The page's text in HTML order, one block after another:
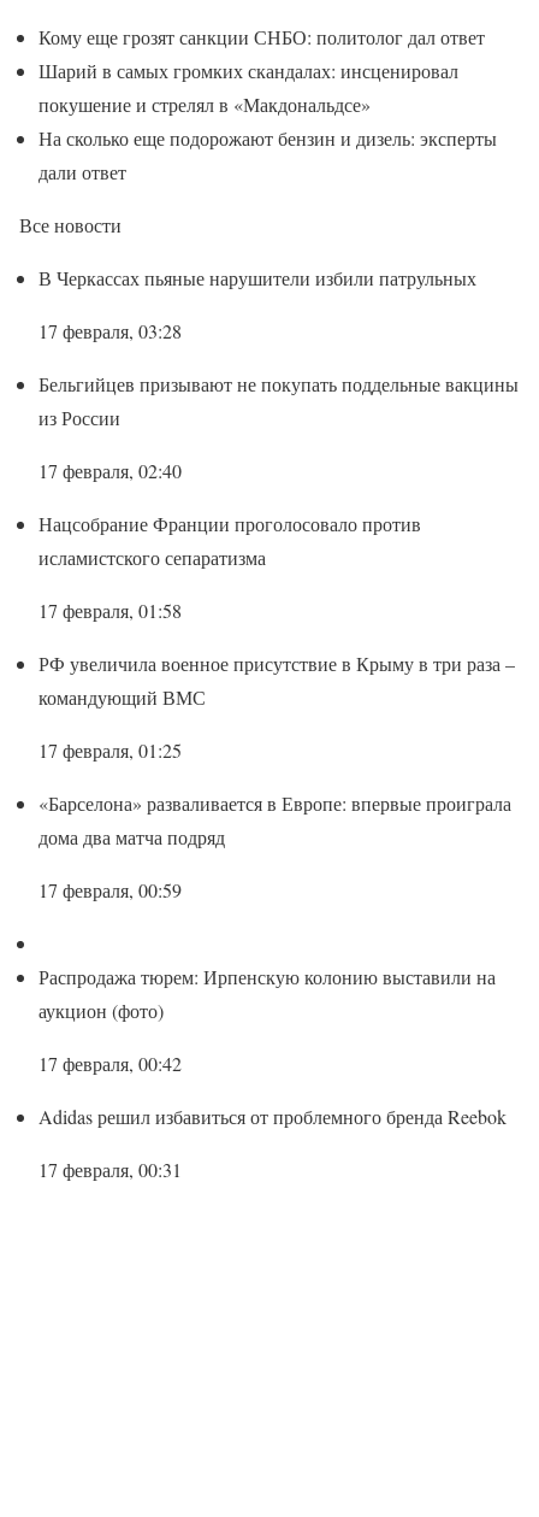
Кому еще грозят санкции СНБО: политолог дал ответ
Шарий в самых громких скандалах: инсценировал
покушение и стрелял в «Макдональдсе»
На сколько еще подорожают бензин и дизель: эксперты
дали ответ
Все новости
В Черкассах пьяные нарушители избили патрульных
17 февраля, 03:28
Бельгийцев призывают не покупать поддельные вакцины
из России
17 февраля, 02:40
Нацсобрание Франции проголосовало против
исламистского сепаратизма
17 февраля, 01:58
РФ увеличила военное присутствие в Крыму в три раза –
командующий ВМС
17 февраля, 01:25
«Барселона» разваливается в Европе: впервые проиграла
дома два матча подряд
17 февраля, 00:59
Распродажа тюрем: Ирпенскую колонию выставили на
аукцион (фото)
17 февраля, 00:42
Adidas решил избавиться от проблемного бренда Reebok
17 февраля, 00:31